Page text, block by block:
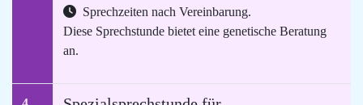
Sprechzeiten nach Vereinbarung.
Diese Sprechstunde bietet eine genetische Beratung
an.